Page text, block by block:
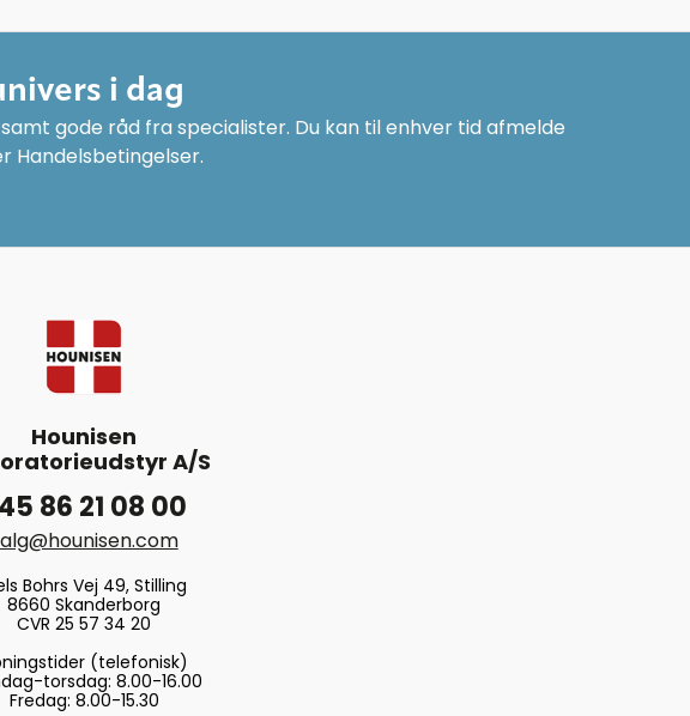
i dag
gode råd fra specialister. Du kan til enhver tid afmelde
Handelsbetingelser.
Hounisen
A/S
86 21 08 00
Bohrs Vej 49, Stilling
8660 Skanderborg
CVR 25 57 34 20
(telefonisk)
torsdag: 8.00-16.00
Fredag: 8.00-15.30